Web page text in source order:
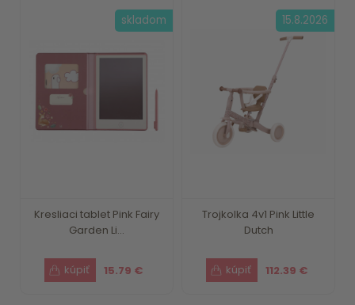
Kresliaci tablet Pink Fairy
Garden Li...
15.79 €
skladom
Trojkolka 4v1 Pink Little
Dutch
112.39 €
15.8.2026